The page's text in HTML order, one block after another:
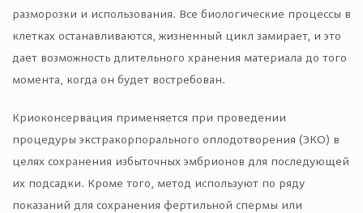
разморозки и использования. Все биологические процессы в
клетках останавливаются, жизненный цикл замирает, и это
дает возможность длительного хранения материала до того
момента, когда он будет востребован.
Криоконсервация применяется при проведении
процедуры экстракорпорального оплодотворения (ЭКО) в
целях сохранения избыточных эмбрионов для последующей
их подсадки. Кроме того, метод используют по ряду
показаний для сохранения фертильной спермы или